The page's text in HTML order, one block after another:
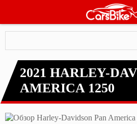
Harley-Davidson
2021 HARLEY-
AMERICA 1250